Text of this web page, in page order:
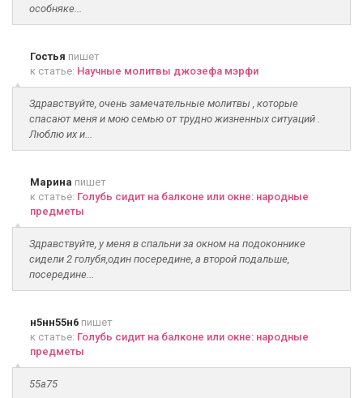
особняке...
Гостья пишет
к статье: Научные молитвы джозефа мэрфи
Здравствуйте, очень замечательные молитвы , которые
спасают меня и мою семью от трудно жизненных ситуаций .
Люблю их и...
Марина пишет
к статье: Голубь сидит на балконе или окне: народные
предметы
Здравствуйте, у меня в спальни за окном на подоконнике
сидели 2 голубя,один посередине, а второй подальше,
посередине...
н5нн55н6 пишет
к статье: Голубь сидит на балконе или окне: народные
предметы
55а75